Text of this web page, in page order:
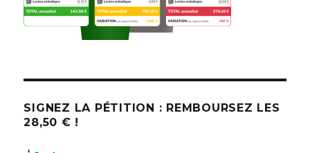
SIGNEZ LA PÉTITION : REMBOURSEZ LES
28,50 € !